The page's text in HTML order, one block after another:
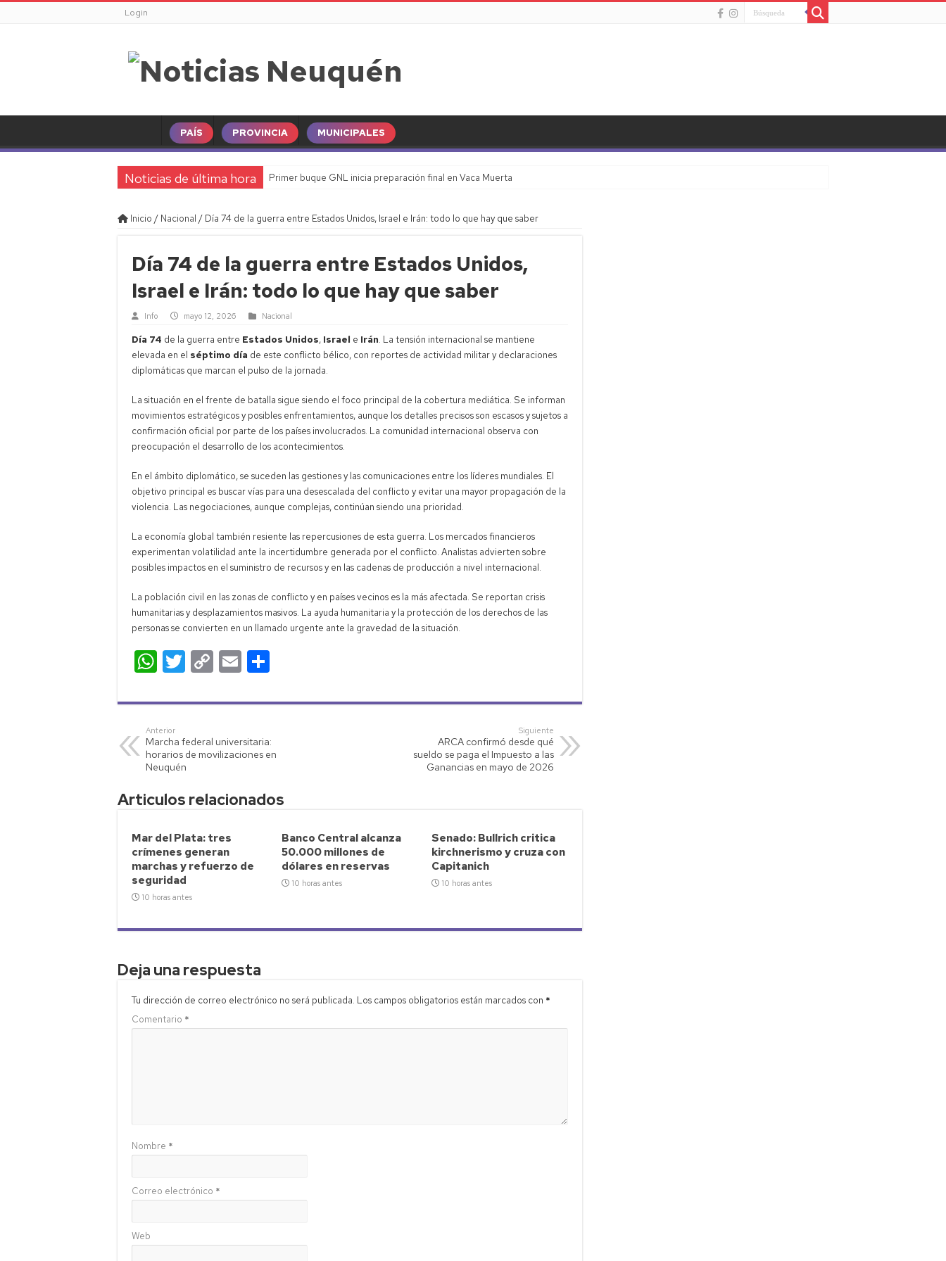
Login
PAÍS PROVINCIA MUNICIPALES
Noticias de última hora Primer buque GNL inicia preparación final en Vaca Muerta
Inicio / Nacional / Día 74 de la guerra entre Estados Unidos, Israel e Irán: todo lo que hay que saber
Día 74 de la guerra entre Estados Unidos,
Israel e Irán: todo lo que hay que saber
Info mayo 12, 2026 Nacional
Día 74 de la guerra entre Estados Unidos, Israel e Irán. La tensión internacional se mantiene
elevada en el séptimo día de este conflicto bélico, con reportes de actividad militar y declaraciones
diplomáticas que marcan el pulso de la jornada.
La situación en el frente de batalla sigue siendo el foco principal de la cobertura mediática. Se informan
movimientos estratégicos y posibles enfrentamientos, aunque los detalles precisos son escasos y sujetos a
confirmación oficial por parte de los países involucrados. La comunidad internacional observa con
preocupación el desarrollo de los acontecimientos.
En el ámbito diplomático, se suceden las gestiones y las comunicaciones entre los líderes mundiales. El
objetivo principal es buscar vías para una desescalada del conflicto y evitar una mayor propagación de la
violencia. Las negociaciones, aunque complejas, continúan siendo una prioridad.
La economía global también resiente las repercusiones de esta guerra. Los mercados financieros
experimentan volatilidad ante la incertidumbre generada por el conflicto. Analistas advierten sobre
posibles impactos en el suministro de recursos y en las cadenas de producción a nivel internacional.
La población civil en las zonas de conflicto y en países vecinos es la más afectada. Se reportan crisis
humanitarias y desplazamientos masivos. La ayuda humanitaria y la protección de los derechos de las
personas se convierten en un llamado urgente ante la gravedad de la situación.
W
h
at
s
A
p
p
T
wi
tt
C
o
p
Li
E
m
ail m
ar
Anterior
Marcha federal universitaria:
horarios de movilizaciones en
Neuquén
Siguiente
ARCA confirmó desde qué
sueldo se paga el Impuesto a las
Ganancias en mayo de 2026
Articulos relacionados
Mar del Plata: tres
crímenes generan
marchas y refuerzo de
seguridad
10 horas antes
Banco Central alcanza
50.000 millones de
dólares en reservas
10 horas antes
Senado: Bullrich critica
kirchnerismo y cruza con
Capitanich
10 horas antes
Deja una respuesta
Tu dirección de correo electrónico no será publicada. Los campos obligatorios están marcados con *
Comentario *
Nombre *
Correo electrónico *
Web